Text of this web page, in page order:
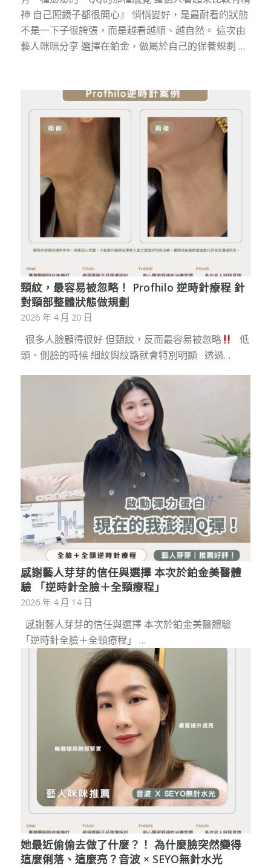
神 自己照鏡子都很開心』 悄悄變好，是最耐看的狀態
不是一下子很誇張，而是越看越順、越自然。 這次由
藝人咪咪分享 選擇在鉑金，做屬於自己的保養規劃 …
頸紋，最容易被忽略！ Profhilo 逆時針療程 針
對頸部整體狀態做規劃
2026 年 4 月 20 日
很多人臉顧得很好 但頸紋，反而最容易被忽略
低
頭、側臉的時候 細紋與紋路就會特別明顯 透過…
感謝藝人芽芽的信任與選擇 本次於鉑金美醫體
驗 「逆時針全臉＋全頸療程」
2026 年 4 月 14 日
感謝藝人芽芽的信任與選擇 本次於鉑金美醫體驗
「逆時針全臉＋全頸療程」 …
她最近偷偷去做了什麼？！ 為什麼臉突然變得
這麼俐落、這麼亮？音波 × SEYO無針水光